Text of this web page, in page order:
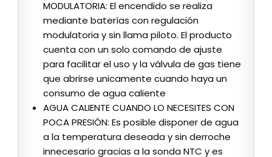
MODULATORIA: El encendido se realiza
mediante baterías con regulación
modulatoria y sin llama piloto. El producto
cuenta con un solo comando de ajuste
para facilitar el uso y la válvula de gas tiene
que abrirse unicamente cuando haya un
consumo de agua caliente
AGUA CALIENTE CUANDO LO NECESITES CON
POCA PRESIÓN: Es posible disponer de agua
a la temperatura deseada y sin derroche
innecesario gracias a la sonda NTC y es